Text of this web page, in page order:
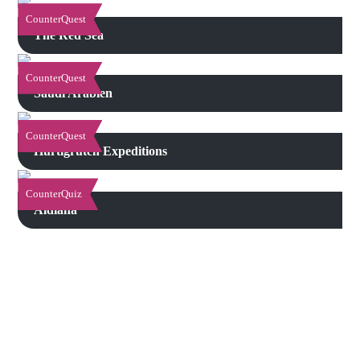
CounterQuest
The Red Sea
CounterQuest
Saudi Arabien
CounterQuest
Hurtigruten Expeditions
CounterQuiz
Aldiana